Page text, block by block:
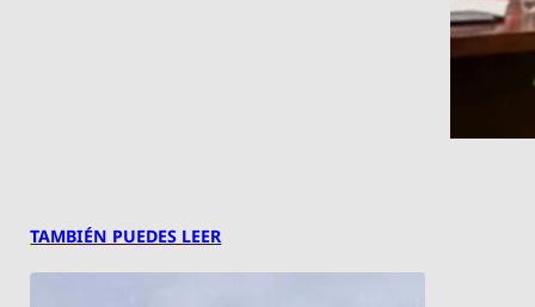
TAMBIÉN PUEDES LEER